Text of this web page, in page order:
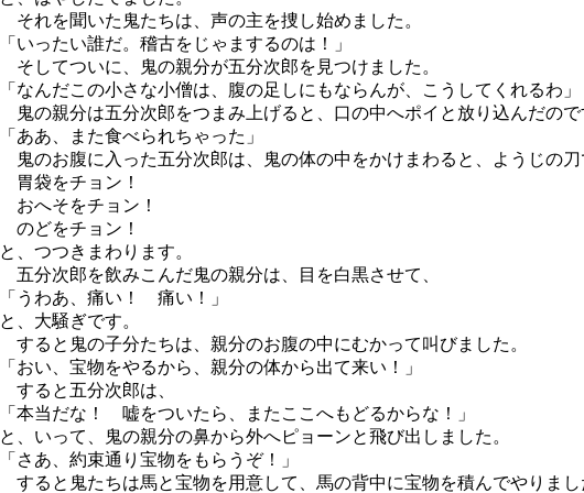
それを聞いた鬼たちは、声の主を捜し始めました。
「いったい誰だ。稽古をじゃまするのは！」
そしてついに、鬼の親分が五分次郎を見つけました。
「なんだこの小さな小僧は、腹の足しにもならんが、こうしてくれるわ」
鬼の親分は五分次郎をつまみ上げると、口の中へポイと放り込んだので
「ああ、また食べられちゃった」
鬼のお腹に入った五分次郎は、鬼の体の中をかけまわると、ようじの刀
胃袋をチョン！
おへそをチョン！
のどをチョン！
と、つつきまわります。
五分次郎を飲みこんだ鬼の親分は、目を白黒させて、
「うわあ、痛い！ 痛い！」
と、大騒ぎです。
すると鬼の子分たちは、親分のお腹の中にむかって叫びました。
「おい、宝物をやるから、親分の体から出て来い！」
すると五分次郎は、
「本当だな！ 嘘をついたら、またここへもどるからな！」
と、いって、鬼の親分の鼻から外へピョーンと飛び出しました。
「さあ、約束通り宝物をもらうぞ！」
すると鬼たちは馬と宝物を用意して、馬の背中に宝物を積んでやりまし